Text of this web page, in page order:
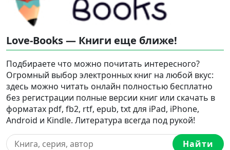
Love-Books — Книги еще ближе!
Подбираете что можно почитать интересного?
Огромный выбор электронных книг на любой вкус:
здесь можно читать онлайн полностью бесплатно
без регистрации полные версии книг или скачать в
форматах pdf, fb2, rtf, epub, txt для iPad, iPhone,
Android и Kindle. Литература всегда под рукой!
Найти